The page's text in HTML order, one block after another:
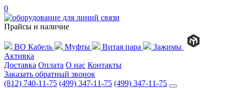
0
Прайсы и наличие
ВО Кабель Муфты Витая пара
Зажимы
Активка
Доставка Оплата О нас Контакты
Заказать обратный звонок
(812) 740-11-75 (499) 347-11-75 (499) 347-11-75